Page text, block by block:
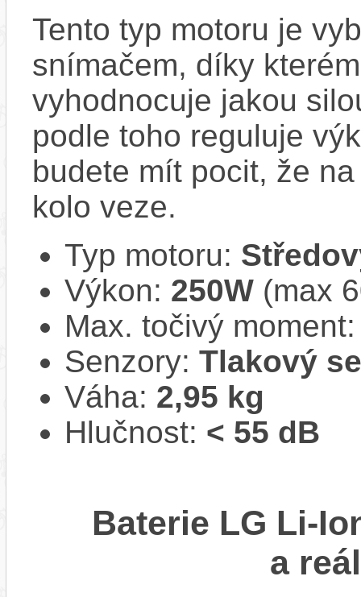
Tento typ motoru je
snímačem, díky
vyhodnocuje jakou
podle toho reguluje
budete mít pocit, že
kolo veze.
Typ motoru:
Výkon: 250W (max
Max. točivý
Senzory: Tlakový
Váha: 2,95 kg
Hlučnost: < 55 dB
Baterie LG Li-
a